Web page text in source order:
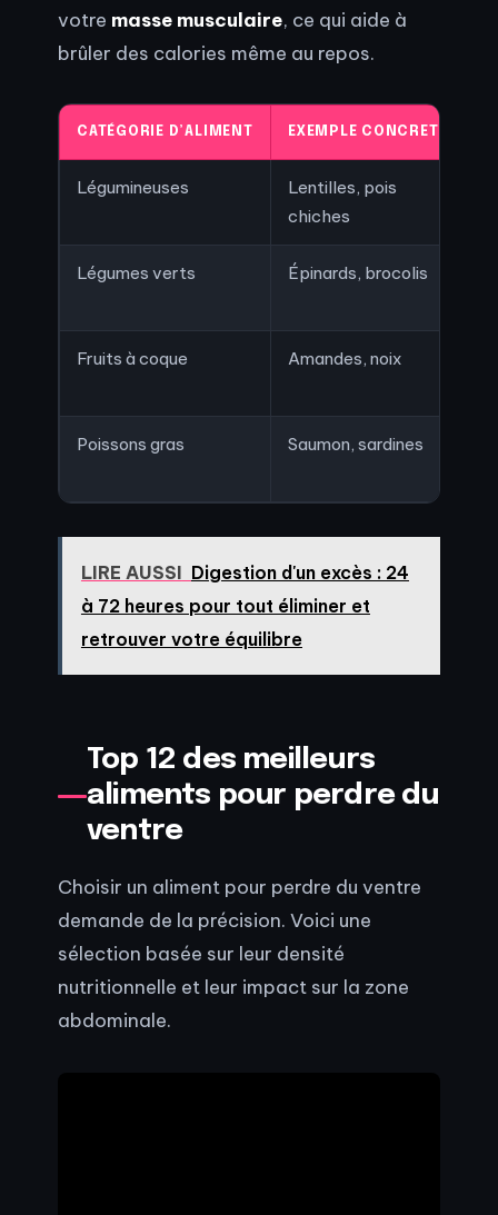
votre masse musculaire, ce qui aide à
brûler des calories même au repos.
CATÉGORIE D’ALIMENT EXEMPLE CONCRET
Légumineuses
Lentilles, pois
chiches
Légumes verts Épinards, brocolis
Fruits à coque Amandes, noix
Poissons gras Saumon, sardines
LIRE AUSSI Digestion d'un excès : 24
à 72 heures pour tout éliminer et
retrouver votre équilibre
Top 12 des meilleurs
aliments pour perdre du
ventre
Choisir un aliment pour perdre du ventre
demande de la précision. Voici une
sélection basée sur leur densité
nutritionnelle et leur impact sur la zone
abdominale.